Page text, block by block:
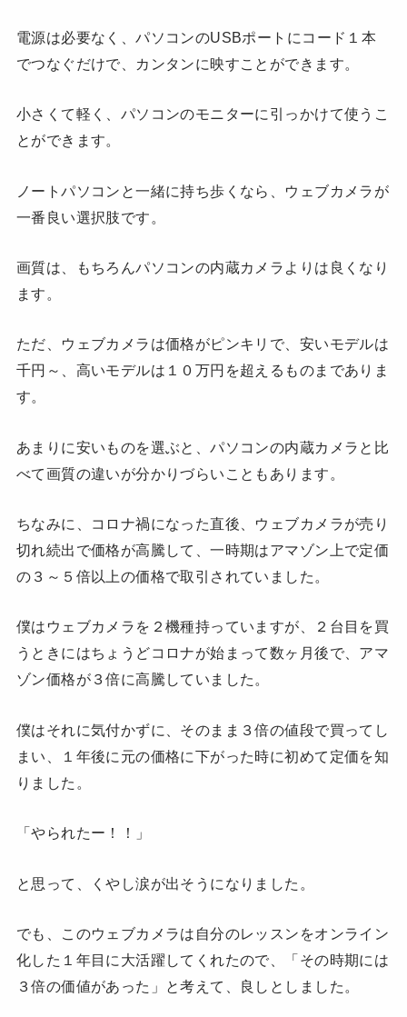
電源は必要なく、パソコンのUSBポートにコード１本
でつなぐだけで、カンタンに映すことができます。
小さくて軽く、パソコンのモニターに引っかけて使うこ
とができます。
ノートパソコンと一緒に持ち歩くなら、ウェブカメラが
一番良い選択肢です。
画質は、もちろんパソコンの内蔵カメラよりは良くなり
ます。
ただ、ウェブカメラは価格がピンキリで、安いモデルは
千円～、高いモデルは１０万円を超えるものまでありま
す。
あまりに安いものを選ぶと、パソコンの内蔵カメラと比
べて画質の違いが分かりづらいこともあります。
ちなみに、コロナ禍になった直後、ウェブカメラが売り
切れ続出で価格が高騰して、一時期はアマゾン上で定価
の３～５倍以上の価格で取引されていました。
僕はウェブカメラを２機種持っていますが、２台目を買
うときにはちょうどコロナが始まって数ヶ月後で、アマ
ゾン価格が３倍に高騰していました。
僕はそれに気付かずに、そのまま３倍の値段で買ってし
まい、１年後に元の価格に下がった時に初めて定価を知
りました。
「やられたー！！」
と思って、くやし涙が出そうになりました。
でも、このウェブカメラは自分のレッスンをオンライン
化した１年目に大活躍してくれたので、「その時期には
３倍の価値があった」と考えて、良しとしました。